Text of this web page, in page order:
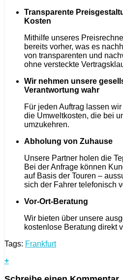
Transparente
Kosten
Mithilfe unseres
bereits vorher, was es
von transparenten und
ohne versteckte
Wir nehmen unsere
Verantwortung wahr
Für jeden Auftrag lassen
die Umweltkosten, die bei
umzukehren.
Abholung von Zuhause
Unsere Partner holen die
Bei der Anfrage können
auf Basis der Touren –
sich der Fahrer telefonisch
Vor-Ort-Beratung
Wir bieten über unsere
kostenlose Beratung direkt
Tags: Frankfurt
+